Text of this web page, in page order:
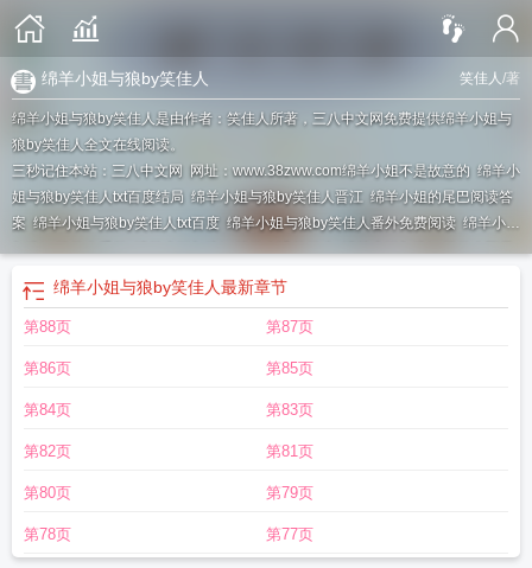
笑佳人/著
绵羊小姐与狼by笑佳人
绵羊小姐与狼by笑佳人是由作者：笑佳人所著，三八中文网免费提供绵羊小姐与
狼by笑佳人全文在线阅读。
三秒记住本站：三八中文网 网址：www.38zww.com绵羊小姐不是故意的 绵羊小
姐与狼by笑佳人txt百度结局 绵羊小姐与狼by笑佳人晋江 绵羊小姐的尾巴阅读答
案 绵羊小姐与狼by笑佳人txt百度 绵羊小姐与狼by笑佳人番外免费阅读 绵羊小姐
绵羊小姐与狼by笑佳人text 绵羊小姐与狼by笑佳人免费阅读全文
与狼by笑佳人txt
绵羊小姐与狼by笑佳人资源
小姐与狼by笑佳人百度番外
绵羊小姐与狼by笑佳人免费阅读
绵羊小姐与狼by笑佳人最新章节
第88页 第87页
第86页 第85页
第84页 第83页
第82页 第81页
第80页 第79页
第78页 第77页